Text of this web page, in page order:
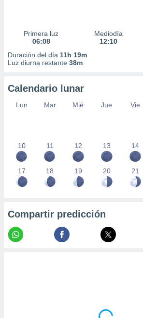
Primera luz
06:08
Mediodía
12:10
Duración del día 11h 19m
Luz diurna restante 38m
Calendario lunar
Lun Mar Mié Jue Vie
10 11 12 13 14
17 18 19 20 21
Compartir predicción